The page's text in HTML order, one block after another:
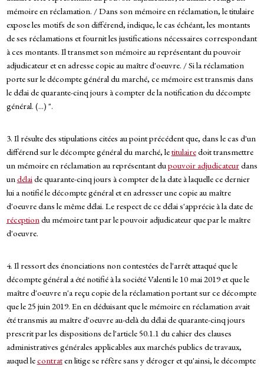
mémoire en réclamation. / Dans son mémoire en réclamation, le titulaire
expose les motifs de son différend, indique, le cas échéant, les montants
de ses réclamations et fournit les justifications nécessaires correspondant
à ces montants. Il transmet son mémoire au représentant du pouvoir
adjudicateur et en adresse copie au maître d'oeuvre. / Si la réclamation
porte sur le décompte général du marché, ce mémoire est transmis dans
le délai de quarante-cinq jours à compter de la notification du décompte
général. (...) ".
3. Il résulte des stipulations citées au point précédent que, dans le cas d'un
différend sur le décompte général du marché, letitulairedoit transmettre
un mémoire en réclamation au représentant dupouvoir adjudicateurdans
undélaide quarante-cinq jours à compter de la date à laquelle ce dernier
lui a notifié le décompte général et en adresser une copie au maître
d'oeuvre dans le même délai. Le respect de ce délai s'apprécie à la date de
réceptiondu mémoire tant par le pouvoir adjudicateur que par le maître
d'oeuvre.
4. Il ressort des énonciations non contestées de l'arrêt attaqué que le
décompte général a été notifié à la société Valenti le 10 mai 2019 et que le
maître d'oeuvre n'a reçu copie de la réclamation portant sur ce décompte
que le 25 juin 2019. En en déduisant que le mémoire en réclamation avait
été transmis au maître d'oeuvre au-delà du délai de quarante-cinq jours
prescrit par les dispositions de l'article 50.1.1 du cahier des clauses
administratives générales applicables aux marchés publics de travaux,
auquel lecontraten litige se réfère sans y déroger et qu'ainsi, le décompte